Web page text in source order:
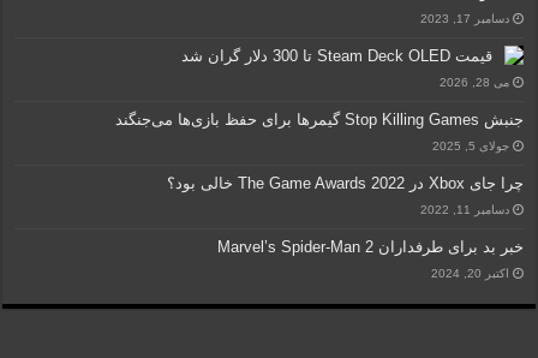
دسامبر 17, 2023
قیمت Steam Deck OLED تا 300 دلار گران شد
می 28, 2026
جنبش Stop Killing Games گیمرها برای حفظ بازی‌ها می‌جنگند
جولای 5, 2025
چرا جای Xbox در 2022 The Game Awards خالی بود؟
دسامبر 11, 2022
خبر بد برای طرفداران Marvel’s Spider-Man 2
اکتبر 20, 2024